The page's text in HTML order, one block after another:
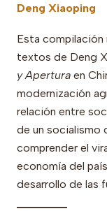
Deng Xiaoping
Esta compilación
textos de Deng
y Apertura en
modernización
relación entre
de un socialismo
comprender el
economía del
desarrollo de las